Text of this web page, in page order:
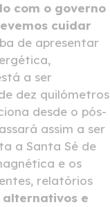
com o governo
cuidar
de apresentar
a ser
dez quilómetros
desde o pós-
assim a ser
a Santa Sé de
e os
relatórios
alternativos e